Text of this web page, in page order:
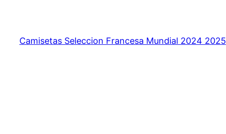
contenido
Camisetas Seleccion Francesa Mundial 2024 2025